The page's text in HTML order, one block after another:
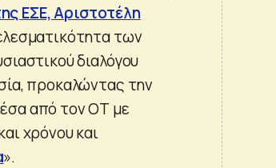
ΕΣΕ, Αριστοτέλη
των
διαλόγου
προκαλώντας την
από τον ΟΤ με
χρόνου και
».